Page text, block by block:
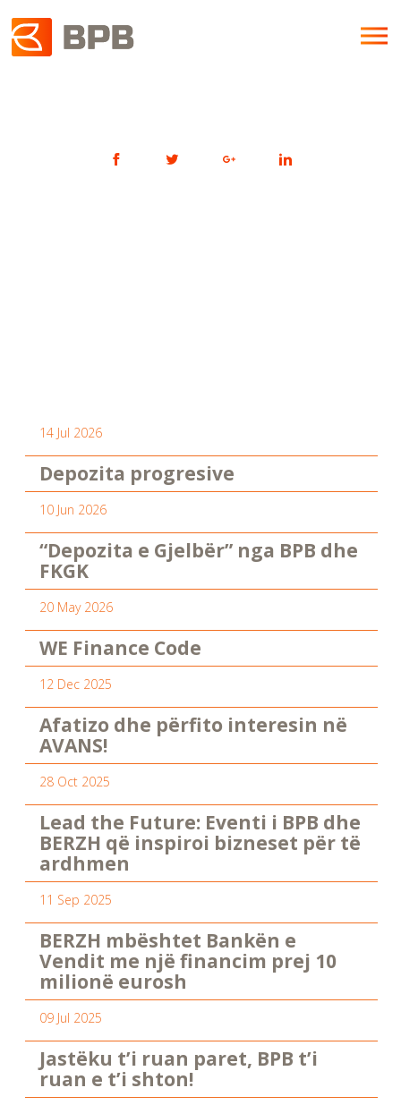
14 Jul 2026
Depozita progresive
10 Jun 2026
“Depozita e Gjelbër” nga BPB dhe
FKGK
20 May 2026
WE Finance Code
12 Dec 2025
Afatizo dhe përfito interesin në
AVANS!
28 Oct 2025
Lead the Future: Eventi i BPB dhe
BERZH që inspiroi bizneset për të
ardhmen
11 Sep 2025
BERZH mbështet Bankën e
Vendit me një financim prej 10
milionë eurosh
09 Jul 2025
Jastëku t’i ruan paret, BPB t’i
ruan e t’i shton!